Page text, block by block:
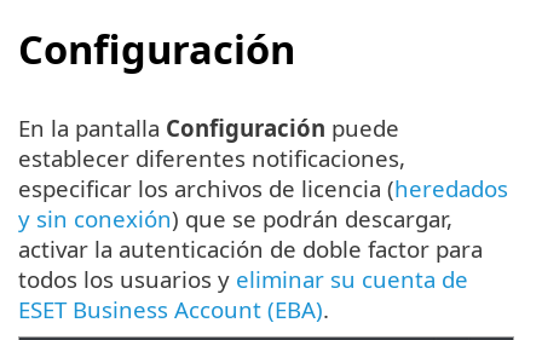
Configuración
En la pantalla Configuración puede
establecer diferentes notificaciones,
especificar los archivos de licencia (heredados
y sin conexión) que se podrán descargar,
activar la autenticación de doble factor para
todos los usuarios y eliminar su cuenta de
ESET Business Account (EBA).